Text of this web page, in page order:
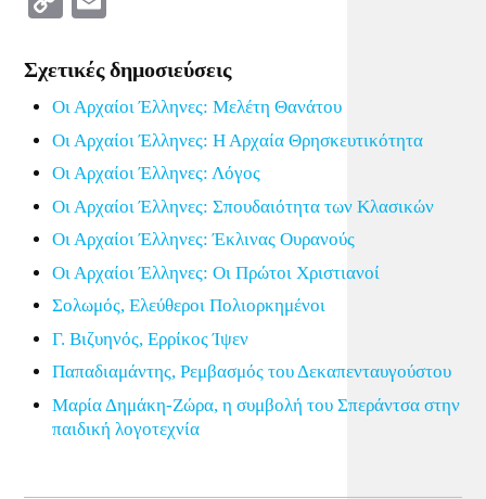
Σχετικές δημοσιεύσεις
Οι Αρχαίοι Έλληνες: Μελέτη Θανάτου
Οι Αρχαίοι Έλληνες: Η Αρχαία Θρησκευτικότητα
Οι Αρχαίοι Έλληνες: Λόγος
Οι Αρχαίοι Έλληνες: Σπουδαιότητα των Κλασικών
Οι Αρχαίοι Έλληνες: Έκλινας Ουρανούς
Οι Αρχαίοι Έλληνες: Οι Πρώτοι Χριστιανοί
Σολωμός, Ελεύθεροι Πολιορκημένοι
Γ. Βιζυηνός, Ερρίκος Ίψεν
Παπαδιαμάντης, Ρεμβασμός του Δεκαπενταυγούστου
Μαρία Δημάκη-Ζώρα, η συμβολή του Σπεράντσα στην
παιδική λογοτεχνία